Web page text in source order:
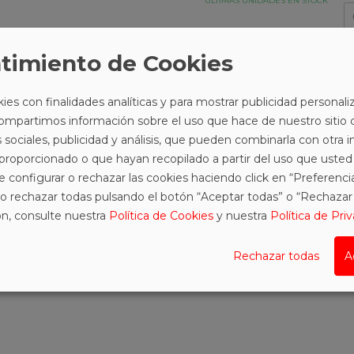
Envío gratuito
a partir de 60€
COMENTARIOS
superior en pelo suave y muy cálido. Exterior en tejido
de Cookies
con finalidades analíticas y para mostrar publicidad
información sobre el uso que hace de nuestro sitio
sociales, publicidad y análisis, que pueden combinarla con otra
o que hayan recopilado a partir del uso que
configurar o rechazar las cookies haciendo click en
rechazar todas pulsando el botón “Aceptar todas” o “Rechazar
consulte nuestra Política de Cookies y nuestra Política de
Rechazar todas